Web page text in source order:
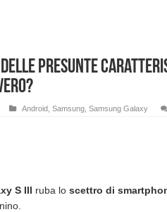
delle presunte
Android, Samsung, Samsung Galaxy
S III ruba lo scettro di